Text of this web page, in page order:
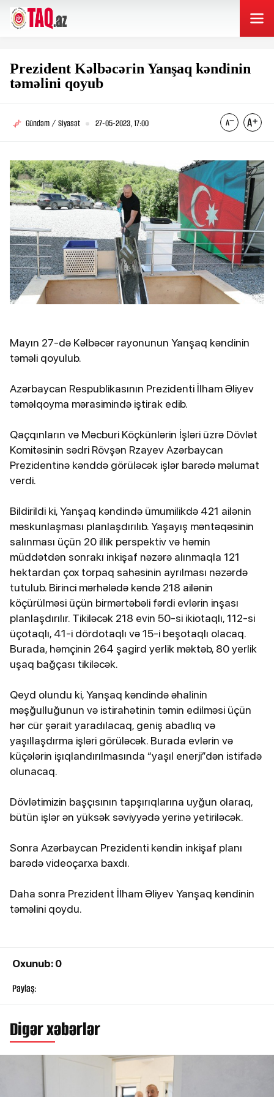
Prezident Kəlbəcərin Yanşaq kəndinin
təməlini qoyub
Gündəm / Siyasət 27-05-2023, 17:00
Mayın 27-də Kəlbəcər rayonunun Yanşaq kəndinin
təməli qoyulub.
Azərbaycan Respublikasının Prezidenti İlham Əliyev
təməlqoyma mərasimində iştirak edib.
Qaçqınların və Məcburi Köçkünlərin İşləri üzrə Dövlət
Komitəsinin sədri Rövşən Rzayev Azərbaycan
Prezidentinə kənddə görüləcək işlər barədə məlumat
verdi.
Bildirildi ki, Yanşaq kəndində ümumilikdə 421 ailənin
məskunlaşması planlaşdırılıb. Yaşayış məntəqəsinin
salınması üçün 20 illik perspektiv və həmin
müddətdən sonrakı inkişaf nəzərə alınmaqla 121
hektardan çox torpaq sahəsinin ayrılması nəzərdə
tutulub. Birinci mərhələdə kəndə 218 ailənin
köçürülməsi üçün birmərtəbəli fərdi evlərin inşası
planlaşdırılır. Tikiləcək 218 evin 50-si ikiotaqlı, 112-si
üçotaqlı, 41-i dördotaqlı və 15-i beşotaqlı olacaq.
Burada, həmçinin 264 şagird yerlik məktəb, 80 yerlik
uşaq bağçası tikiləcək.
Qeyd olundu ki, Yanşaq kəndində əhalinin
məşğulluğunun və istirahətinin təmin edilməsi üçün
hər cür şərait yaradılacaq, geniş abadlıq və
yaşıllaşdırma işləri görüləcək. Burada evlərin və
küçələrin işıqlandırılmasında “yaşıl enerji”dən istifadə
olunacaq.
Dövlətimizin başçısının tapşırıqlarına uyğun olaraq,
bütün işlər ən yüksək səviyyədə yerinə yetiriləcək.
Sonra Azərbaycan Prezidenti kəndin inkişaf planı
barədə videoçarxa baxdı.
Daha sonra Prezident İlham Əliyev Yanşaq kəndinin
təməlini qoydu.
Oxunub: 0
Paylaş:
Digər xəbərlər